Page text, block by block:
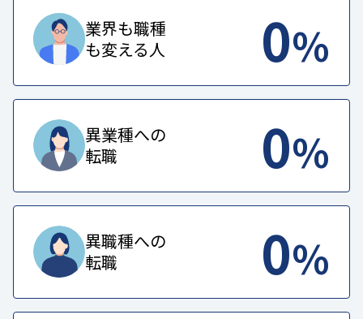
業界も職種
も変える人
0%
異業種への
転職
0%
異職種への
転職
0%